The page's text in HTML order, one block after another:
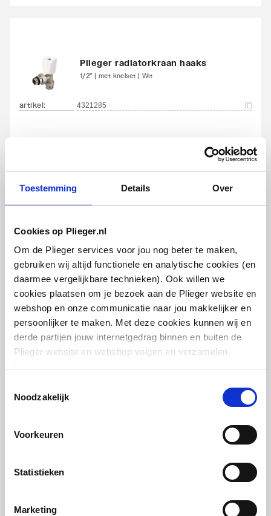
Toestemming Details Over
Cookies op Plieger.nl
Om de Plieger services voor jou nog beter te maken,
gebruiken wij altijd functionele en analytische cookies (en
daarmee vergelijkbare technieken). Ook willen we
cookies plaatsen om je bezoek aan de Plieger website en
webshop en onze communicatie naar jou makkelijker en
persoonlijker te maken. Met deze cookies kunnen wij en
derde partijen jouw internetgedrag binnen en buiten de
Plieger website en webshop volgen en verzamelen.
We slaan je cookievoorkeur op in je browser.
Noodzakelijk
Voorkeuren
Statistieken
Marketing
bevestigingsmateriaal
Geschikt voor
toepassing in warm
Plieger radiatorkraan haaks
1/2" | met knelset | Wit
artikel: 4321285
1/2" | met knelset | Wit
artikel 4321290